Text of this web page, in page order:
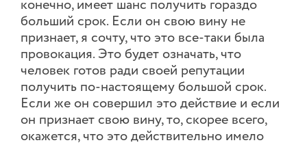
конечно, имеет шанс получить гораздо
больший срок. Если он свою вину не
признает, я сочту, что это все-таки была
провокация. Это будет означать, что
человек готов ради своей репутации
получить по-настоящему большой срок.
Если же он совершил это действие и если
он признает свою вину, то, скорее всего,
окажется, что это действительно имело